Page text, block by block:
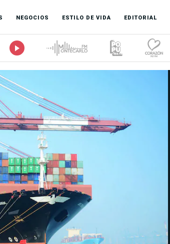
NEGOCIOS ESTILO DE VIDA EDITORIAL